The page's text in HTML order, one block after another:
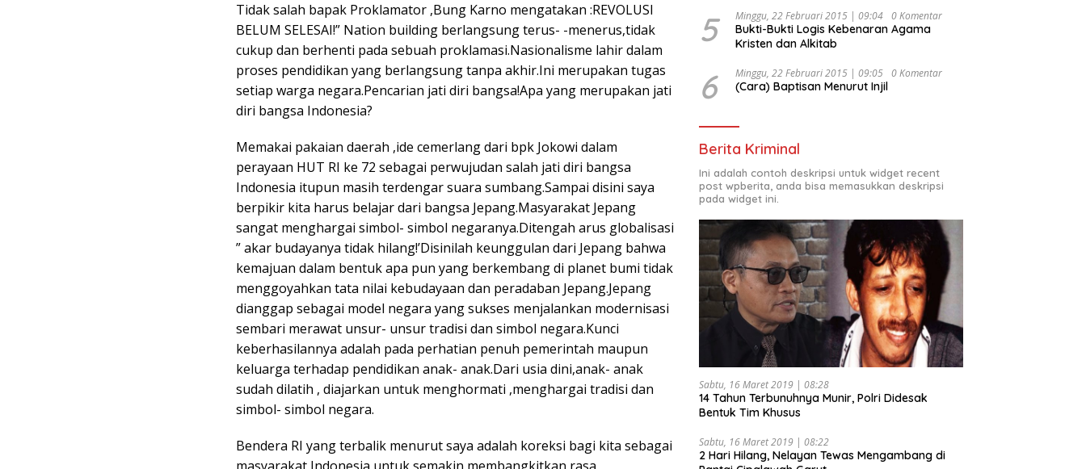
Tidak salah bapak Proklamator ,Bung Karno mengatakan :REVOLUSI
BELUM SELESAI!” Nation building berlangsung terus- -menerus,tidak
cukup dan berhenti pada sebuah proklamasi.Nasionalisme lahir dalam
proses pendidikan yang berlangsung tanpa akhir.Ini merupakan tugas
setiap warga negara.Pencarian jati diri bangsa!Apa yang merupakan jati
diri bangsa Indonesia?
Memakai pakaian daerah ,ide cemerlang dari bpk Jokowi dalam
perayaan HUT RI ke 72 sebagai perwujudan salah jati diri bangsa
Indonesia itupun masih terdengar suara sumbang.Sampai disini saya
berpikir kita harus belajar dari bangsa Jepang.Masyarakat Jepang
sangat menghargai simbol- simbol negaranya.Ditengah arus globalisasi
” akar budayanya tidak hilang!’Disinilah keunggulan dari Jepang bahwa
kemajuan dalam bentuk apa pun yang berkembang di planet bumi tidak
menggoyahkan tata nilai kebudayaan dan peradaban Jepang.Jepang
dianggap sebagai model negara yang sukses menjalankan modernisasi
sembari merawat unsur- unsur tradisi dan simbol negara.Kunci
keberhasilannya adalah pada perhatian penuh pemerintah maupun
keluarga terhadap pendidikan anak- anak.Dari usia dini,anak- anak
sudah dilatih , diajarkan untuk menghormati ,menghargai tradisi dan
simbol- simbol negara.
Bendera RI yang terbalik menurut saya adalah koreksi bagi kita sebagai
5 Minggu, 22 Februari 2015 | 09:04 0 Komentar
Bukti-Bukti Logis Kebenaran Agama
Kristen dan Alkitab
6 Minggu, 22 Februari 2015 | 09:05 0 Komentar
(Cara) Baptisan Menurut Injil
Berita Kriminal
Ini adalah contoh deskripsi untuk widget recent
post wpberita, anda bisa memasukkan deskripsi
pada widget ini.
Sabtu, 16 Maret 2019 | 08:28
14 Tahun Terbunuhnya Munir, Polri Didesak
Bentuk Tim Khusus
Sabtu, 16 Maret 2019 | 08:22
2 Hari Hilang, Nelayan Tewas Mengambang di